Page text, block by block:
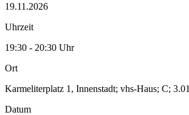
19.11.2026
Uhrzeit
19:30 - 20:30 Uhr
Ort
Karmeliterplatz 1, Innenstadt; vhs-Haus; C; 3.01
Datum